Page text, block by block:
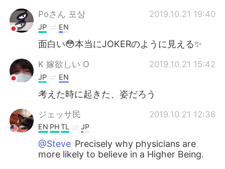
Poさん 포상 2019.10.21 19:40
JP EN
面白い😳本当にJOKERのように見える✨
K 嫁欲しい O 2019.10.21 15:42
JP EN
考えた時に起きた、姿だろう
ジェッサ民 2019.10.21 12:36
EN PHTL JP
@Steve Precisely why physicians are
more likely to believe in a Higher Being.